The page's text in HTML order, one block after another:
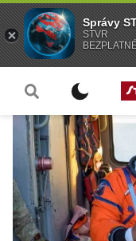
Správy
STVR